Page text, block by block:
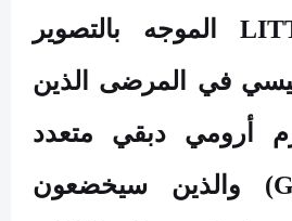
الموجه بالتصوير
في المرضى الذين
أرومي دبقي متعدد
والذين سيخضعون